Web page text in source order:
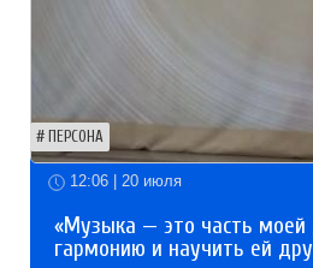
ПЕРСОНА
12:06 | 20 июля
«Музыка — это часть моей
гармонию и научить ей